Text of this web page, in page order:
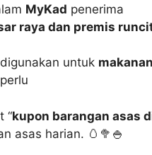
MyKad penerima
raya dan premis
untuk
“kupon barangan asas
asas harian. 🥚🥦🍚